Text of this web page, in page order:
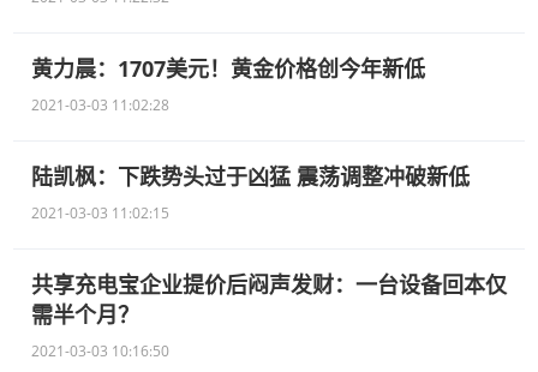
黄力晨：1707美元！黄金价格创今年新低
2021-03-03 11:02:28
陆凯枫：下跌势头过于凶猛 震荡调整冲破新低
2021-03-03 11:02:15
共享充电宝企业提价后闷声发财：一台设备回本仅
需半个月？
2021-03-03 10:16:50